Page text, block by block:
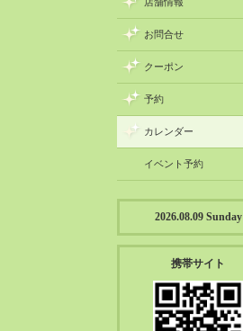
お問合せ
クーポン
予約
カレンダー
イベント予約
2026.08.09 Sunday
携帯サイト